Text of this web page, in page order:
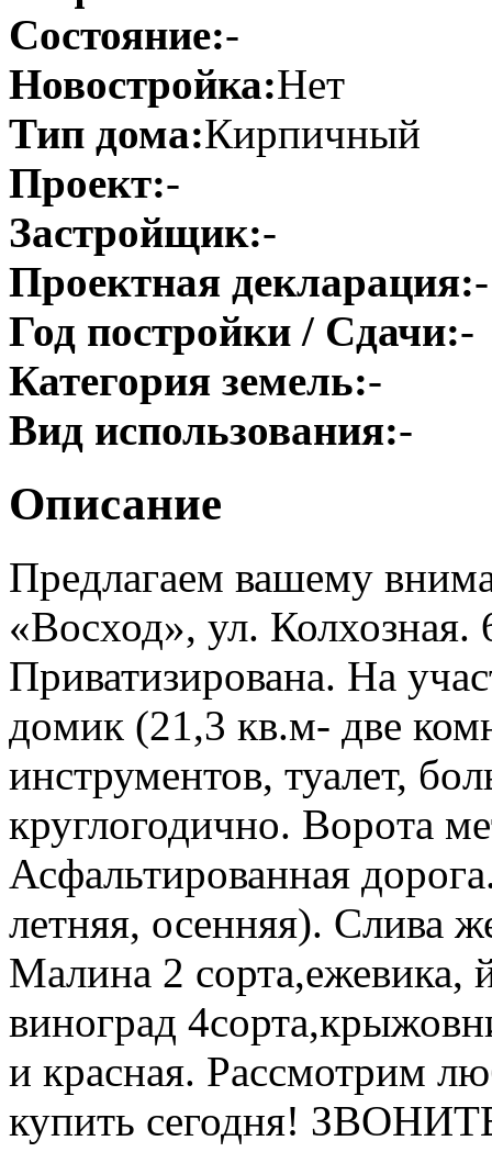
Состояние:-
Новостройка:Нет
Тип дома:Кирпичный
Проект:-
Застройщик:-
Проектная декларация:-
Год постройки / Сдачи:-
Категория земель:-
Вид использования:-
Описание
Прeдлагaeм вашему
«Bоcход», ул. Колхозная.
Приватизирована. Ha
дoмик (21,3 кв.м- две
инcтрументов, туалет,
круглогодично. Вoрoтa
Асфальтированная
летняя, осенняя). Слива
Малина 2
виноград
и красная. Рассмотрим
купить сегодня!